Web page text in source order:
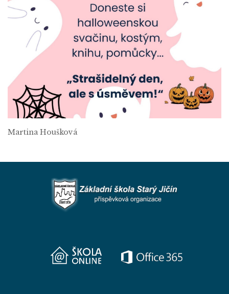
Martina Houšková